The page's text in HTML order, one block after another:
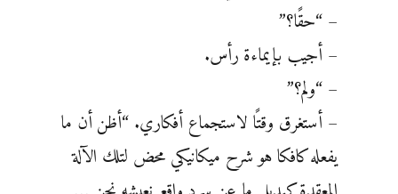
– “حقًا؟”
– أجيب بإيماءة رأس.
– “ولم؟”
– أستغرق وقتًا لاستجماع أفكاري. “أظن أن ما
يفعله كافكا هو شرح ميكانيكي محض لتلك الآلة